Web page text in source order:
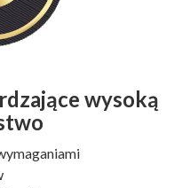
wysoką